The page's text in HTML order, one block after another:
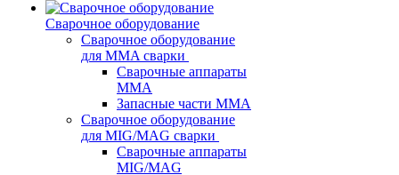
Сварочное оборудование
Сварочное оборудование
для MMA сварки
Сварочные аппараты
MMA
Запасные части MMA
Сварочное оборудование
для MIG/MAG сварки
Сварочные аппараты
MIG/MAG